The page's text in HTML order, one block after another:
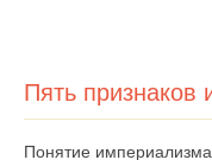
Пять признаков
Понятие